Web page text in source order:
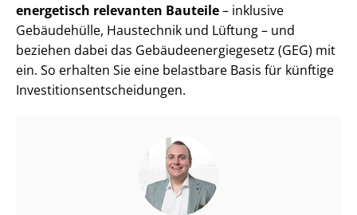
energetisch relevanten Bauteile– inklusive
Gebäudehülle, Haustechnik und Lüftung – und
beziehen dabei das Ge­bäu­de­en­er­gie­ge­setz (GEG) mit
ein. So erhalten Sie eine belastbare Basis für künftige
In­ves­ti­ti­ons­ent­schei­dun­gen.